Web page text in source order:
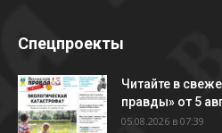
Спецпроекты
Читайте в
правды» от 5
05.08.2026 в 07:39